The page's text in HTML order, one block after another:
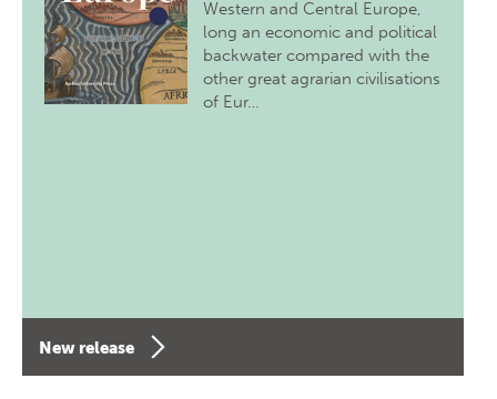
Western and Central Europe,
long an economic and political
backwater compared with the
other great agrarian civilisations
of Eur…
New release